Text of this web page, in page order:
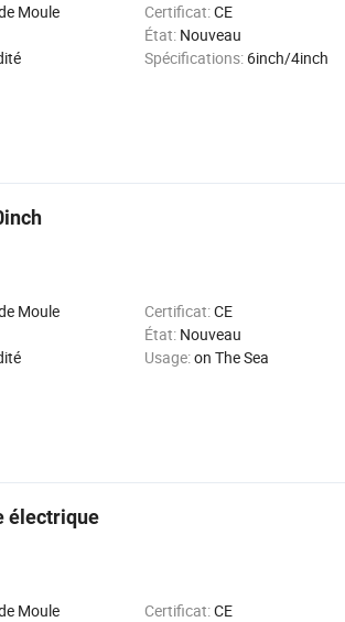
Moule Certificat:CE
État: Nouveau
Spécifications: 6inch/4inch
Moule Certificat:CE
État: Nouveau
Usage:on The Sea
électrique
Moule Certificat:CE